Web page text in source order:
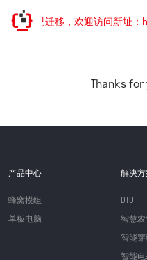
站地址已迁移，欢迎访问新址
Thanks
产品中心
蜂窝模组
单板电脑
解决
DTU
智慧
智能
智能